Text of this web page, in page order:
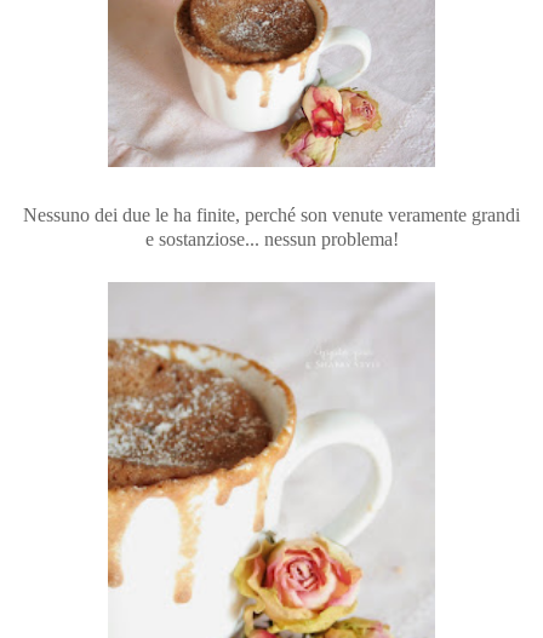
Nessuno dei due le ha finite, perché son venute veramente grandi
e sostanziose... nessun problema!